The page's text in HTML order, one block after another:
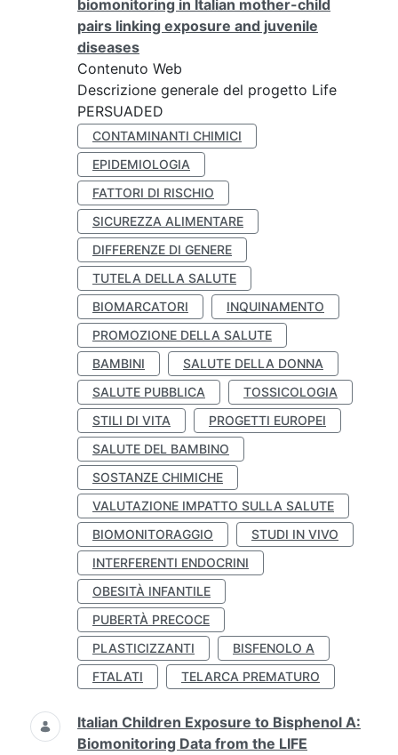
biomonitoring in Italian mother-child
pairs linking exposure and juvenile
diseases
Contenuto Web
Descrizione generale del progetto Life
PERSUADED
CONTAMINANTI CHIMICI
EPIDEMIOLOGIA
FATTORI DI RISCHIO
SICUREZZA ALIMENTARE
DIFFERENZE DI GENERE
TUTELA DELLA SALUTE
BIOMARCATORI
INQUINAMENTO
PROMOZIONE DELLA SALUTE
BAMBINI
SALUTE DELLA DONNA
SALUTE PUBBLICA
TOSSICOLOGIA
STILI DI VITA
PROGETTI EUROPEI
SALUTE DEL BAMBINO
SOSTANZE CHIMICHE
VALUTAZIONE IMPATTO SULLA SALUTE
BIOMONITORAGGIO
STUDI IN VIVO
INTERFERENTI ENDOCRINI
OBESITÀ INFANTILE
PUBERTÀ PRECOCE
PLASTICIZZANTI
BISFENOLO A
FTALATI
TELARCA PREMATURO
Italian Children Exposure to Bisphenol A:
Biomonitoring Data from the LIFE